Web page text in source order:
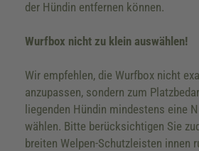
der Hündin entfernen können.
Wurfbox nicht zu klein auswählen!
Wir empfehlen, die Wurfbox nicht
anzupassen, sondern zum
liegenden Hündin mindestens eine
wählen. Bitte berücksichtigen Sie
breiten Welpen-Schutzleisten innen